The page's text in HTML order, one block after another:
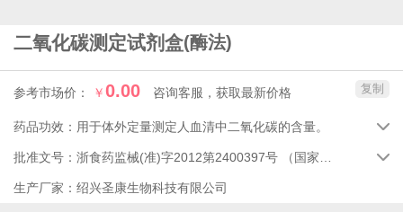
二氧化碳测定试剂盒(酶法)
参考市场价： ￥0.00 咨询客服，获取最新价格 复制
药品功效： 用于体外定量测定人血清中二氧化碳的含量。 
批准文号： 浙食药监械(准)字2012第2400397号 （国家药品监督管理局） 
生产厂家： 绍兴圣康生物科技有限公司